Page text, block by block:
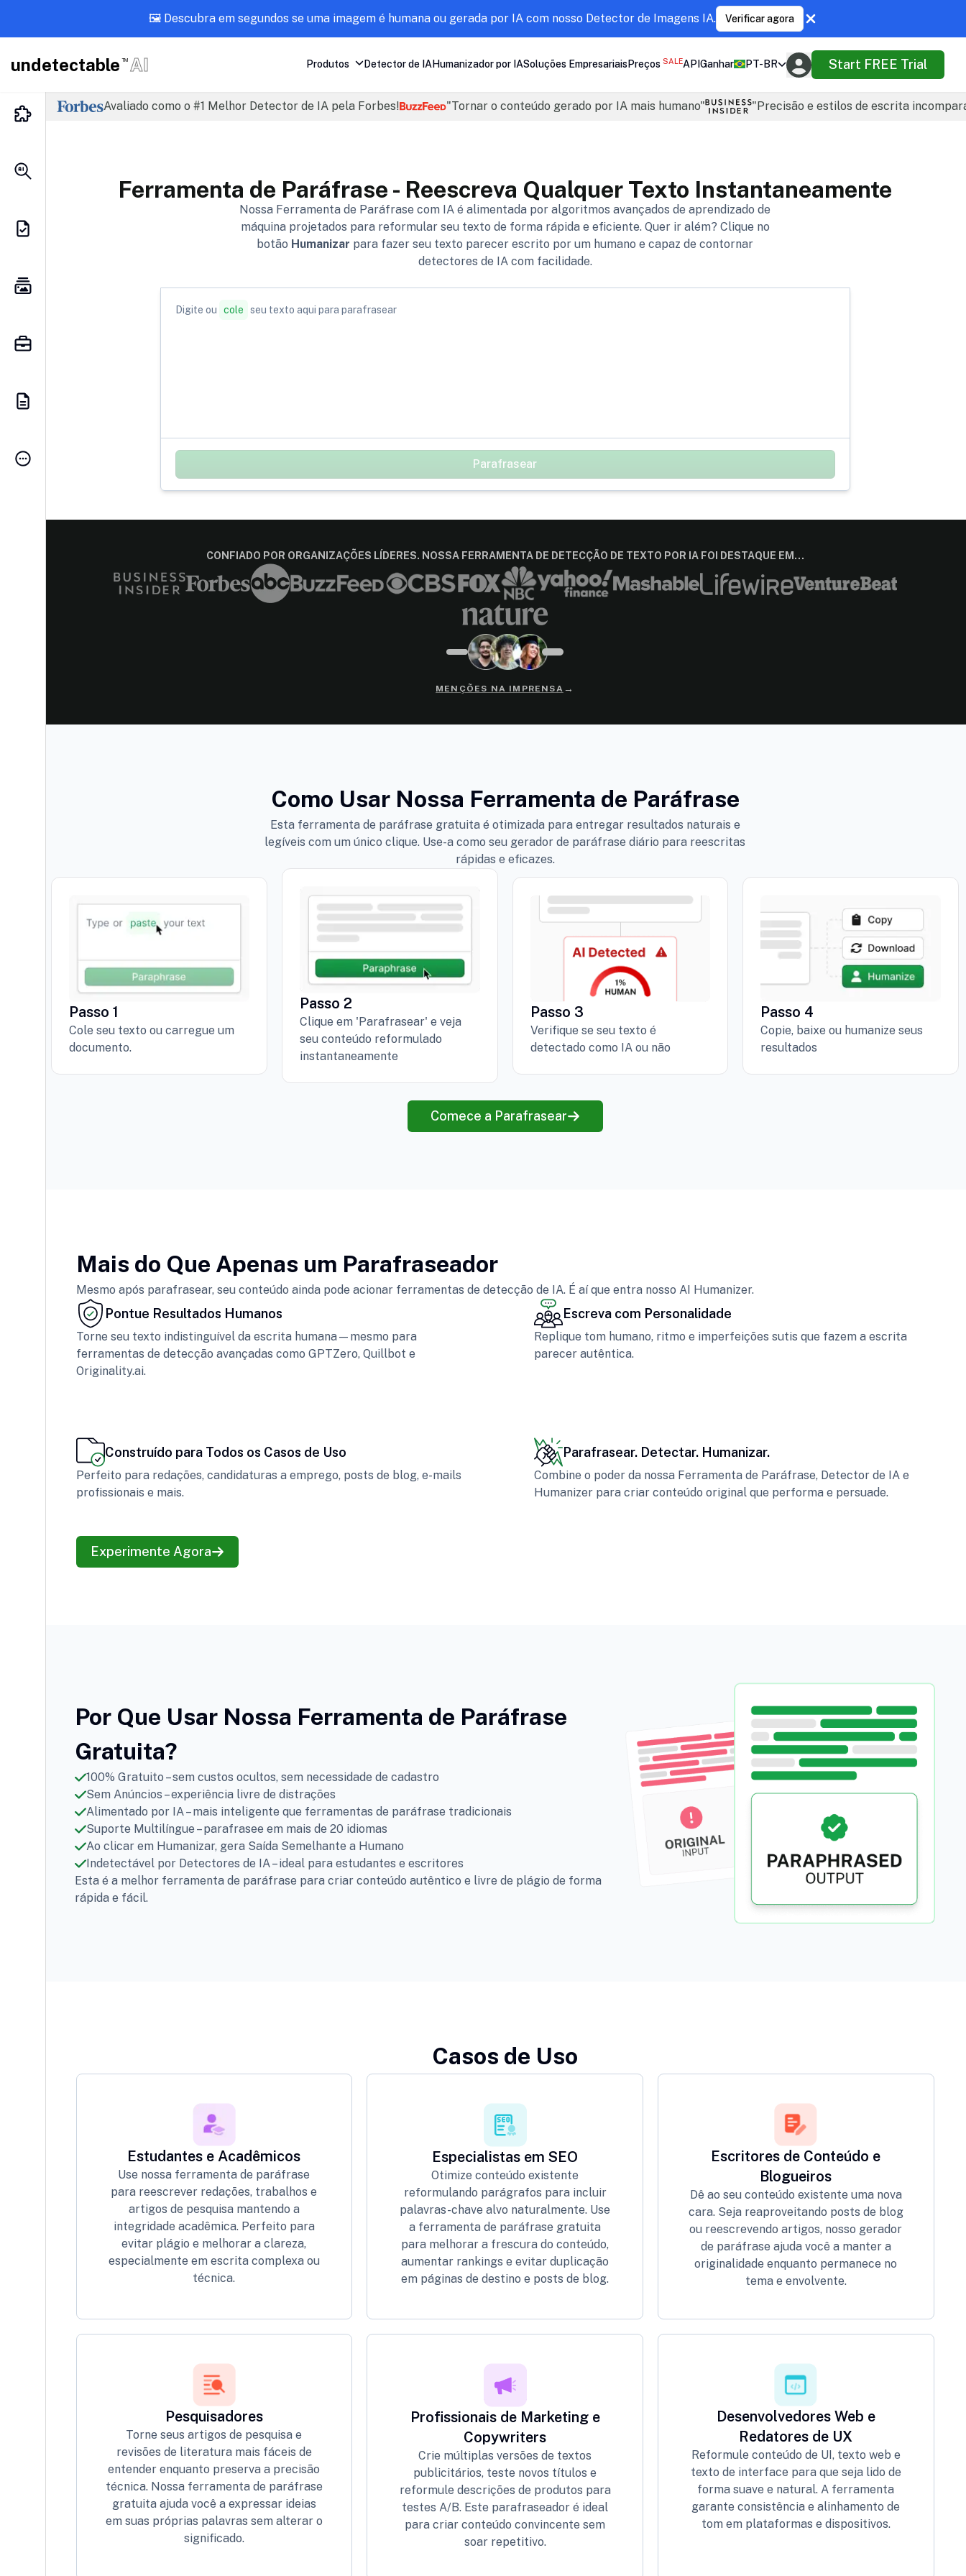
🖼️ Descubra em segundos se uma imagem é humana ou gerada por IA com nosso Detector de Imagens IA. Verificar agora
undetectable TM AI Produtos Detector de IA Humanizador por IASoluções EmpresariaisPreços SALEAPI Ganhar PT-BR Start FREE Trial
Avaliado como o #1 Melhor Detector de IA pela Forbes! "Tornar o conteúdo gerado por IA mais humano" "Precisão e estilos de escrita
Ferramenta de Paráfrase - Reescreva Qualquer Texto Instantaneamente
Nossa Ferramenta de Paráfrase com IA é alimentada por algoritmos avançados de aprendizado de
máquina projetados para reformular seu texto de forma rápida e eficiente. Quer ir além? Clique no
botão Humanizar para fazer seu texto parecer escrito por um humano e capaz de contornar
detectores de IA com facilidade.
Digite ou cole seu texto aqui para parafrasear
Parafrasear
CONFIADO POR ORGANIZAÇÕES LÍDERES. NOSSA FERRAMENTA DE DETECÇÃO DE TEXTO POR IA FOI DESTAQUE EM…
MENÇÕES NA IMPRENSA →
Como Usar Nossa Ferramenta de Paráfrase
Esta ferramenta de paráfrase gratuita é otimizada para entregar resultados naturais e
legíveis com um único clique. Use-a como seu gerador de paráfrase diário para reescritas
rápidas e eficazes.
Passo 1
Cole seu texto ou carregue um
documento.
Passo 2
Clique em 'Parafrasear' e veja
seu conteúdo reformulado
instantaneamente
Passo 3
Verifique se seu texto é
detectado como IA ou não
Passo 4
Copie, baixe ou humanize seus
resultados
Comece a Parafrasear
Mais do Que Apenas um Parafraseador
Mesmo após parafrasear, seu conteúdo ainda pode acionar ferramentas de detecção de IA. É aí que entra nosso AI Humanizer.
Pontue Resultados Humanos
Torne seu texto indistinguível da escrita humana—mesmo para
ferramentas de detecção avançadas como GPTZero, Quillbot e
Originality.ai.
Escreva com Personalidade
Replique tom humano, ritmo e imperfeições sutis que fazem a escrita
parecer autêntica.
Construído para Todos os Casos de Uso
Perfeito para redações, candidaturas a emprego, posts de blog, e-mails
profissionais e mais.
Parafrasear. Detectar. Humanizar.
Combine o poder da nossa Ferramenta de Paráfrase, Detector de IA e
Humanizer para criar conteúdo original que performa e persuade.
Experimente Agora
Por Que Usar Nossa Ferramenta de Paráfrase
Gratuita?
100% Gratuito – sem custos ocultos, sem necessidade de cadastro
Sem Anúncios – experiência livre de distrações
Alimentado por IA – mais inteligente que ferramentas de paráfrase tradicionais
Suporte Multilíngue – parafrasee em mais de 20 idiomas
Ao clicar em Humanizar, gera Saída Semelhante a Humano
Indetectável por Detectores de IA – ideal para estudantes e escritores
Esta é a melhor ferramenta de paráfrase para criar conteúdo autêntico e livre de plágio de forma
rápida e fácil.
Casos de Uso
Estudantes e Acadêmicos
Use nossa ferramenta de paráfrase
para reescrever redações, trabalhos e
artigos de pesquisa mantendo a
integridade acadêmica. Perfeito para
evitar plágio e melhorar a clareza,
especialmente em escrita complexa ou
técnica.
Especialistas em SEO
Otimize conteúdo existente
reformulando parágrafos para incluir
palavras-chave alvo naturalmente. Use
a ferramenta de paráfrase gratuita
para melhorar a frescura do conteúdo,
aumentar rankings e evitar duplicação
em páginas de destino e posts de blog.
Escritores de Conteúdo e
Blogueiros
Dê ao seu conteúdo existente uma nova
cara. Seja reaproveitando posts de blog
ou reescrevendo artigos, nosso gerador
de paráfrase ajuda você a manter a
originalidade enquanto permanece no
tema e envolvente.
Pesquisadores
Torne seus artigos de pesquisa e
revisões de literatura mais fáceis de
entender enquanto preserva a precisão
técnica. Nossa ferramenta de paráfrase
gratuita ajuda você a expressar ideias
em suas próprias palavras sem alterar o
significado.
Profissionais de Marketing e
Copywriters
Crie múltiplas versões de textos
publicitários, teste novos títulos e
reformule descrições de produtos para
testes A/B. Este parafraseador é ideal
para criar conteúdo convincente sem
soar repetitivo.
Desenvolvedores Web e
Redatores de UX
Reformule conteúdo de UI, texto web e
texto de interface para que seja lido de
forma suave e natural. A ferramenta
garante consistência e alinhamento de
tom em plataformas e dispositivos.